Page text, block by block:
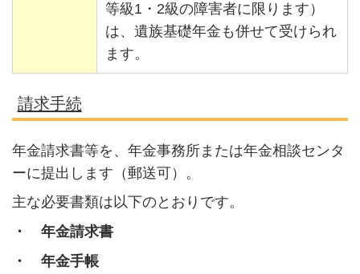
等級1・2級の障害者に限ります）
は、遺族基礎年金も併せて受けられ
ます。
請求手続
年金請求書等を、年金事務所または年金相談センタ
ーに提出します（郵送可）。
主な必要書類は以下のとおりです。
・ 年金請求書
・ 年金手帳